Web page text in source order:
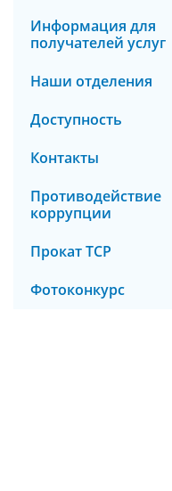
Информация для
получателей услуг
Наши отделения
Доступность
Контакты
Противодействие
коррупции
Прокат ТСР
Фотоконкурс